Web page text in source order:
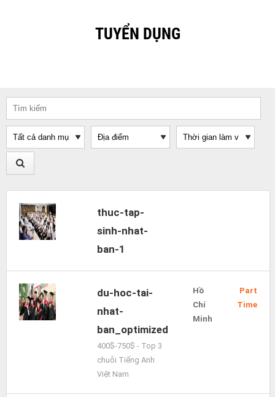
TUYỂN DỤNG
thuc-tap-
sinh-nhat-
ban-1
du-hoc-tai-
nhat-
ban_optimized
400$-750$ - Top 3
chuỗi Tiếng Anh
Việt Nam
Hồ
Chí
Minh
Part
Time